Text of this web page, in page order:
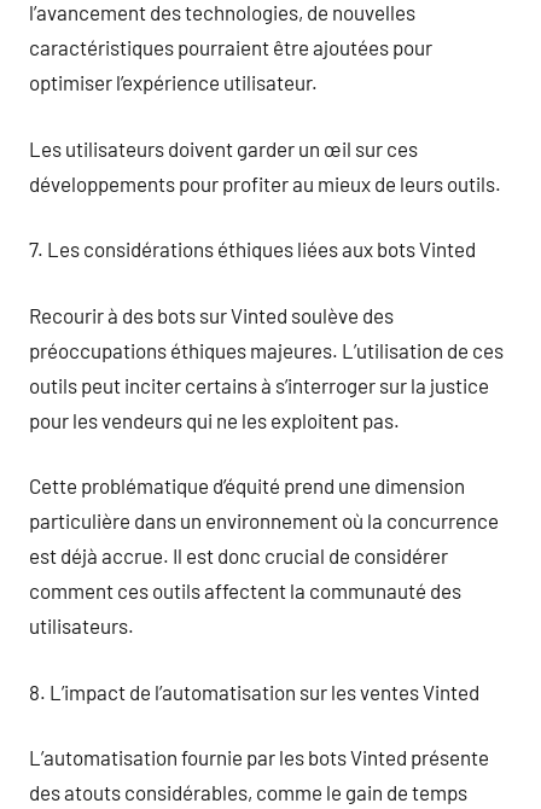
l’avancement des technologies, de nouvelles
caractéristiques pourraient être ajoutées pour
optimiser l’expérience utilisateur.
Les utilisateurs doivent garder un œil sur ces
développements pour profiter au mieux de leurs outils.
7. Les considérations éthiques liées aux bots Vinted
Recourir à des bots sur Vinted soulève des
préoccupations éthiques majeures. L’utilisation de ces
outils peut inciter certains à s’interroger sur la justice
pour les vendeurs qui ne les exploitent pas.
Cette problématique d’équité prend une dimension
particulière dans un environnement où la concurrence
est déjà accrue. Il est donc crucial de considérer
comment ces outils affectent la communauté des
utilisateurs.
8. L’impact de l’automatisation sur les ventes Vinted
L’automatisation fournie par les bots Vinted présente
des atouts considérables, comme le gain de temps